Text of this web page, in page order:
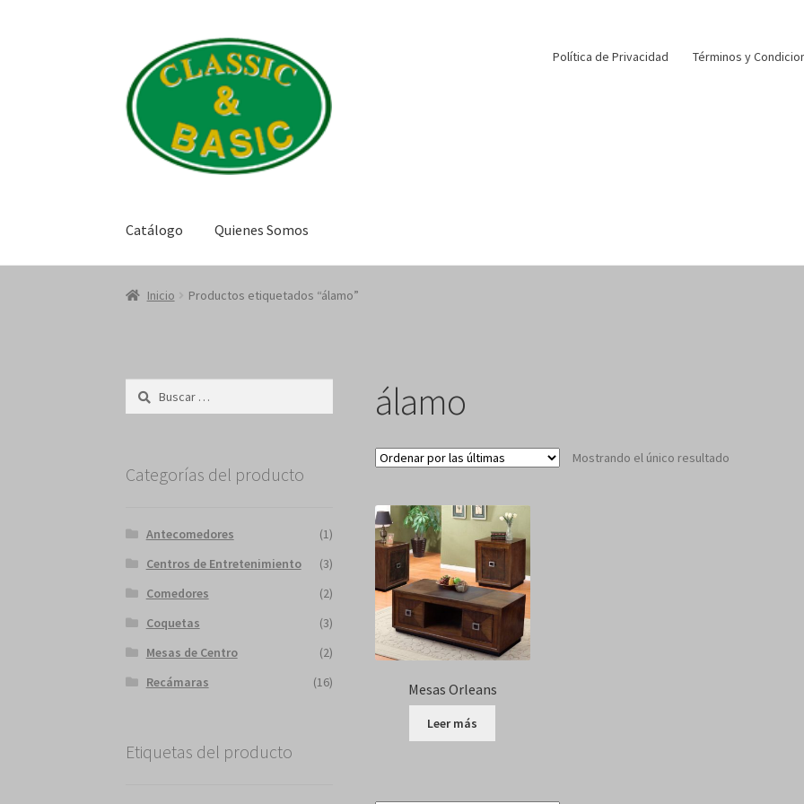
navegación
contenido
Política de Privacidad Términos y
Catálogo Quienes Somos
Inicio Productos etiquetados “álamo”
álamo
Mostrando el único resultado
Mesas Orleans
Leer más
Buscar:
Categorías del producto
Antecomedores
(1)
Centros de Entretenimiento
(3)
Comedores
(2)
Coquetas
(3)
Mesas de Centro
(2)
Recámaras
(16)
Etiquetas del producto